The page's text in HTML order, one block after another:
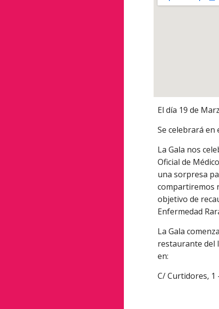
El día 19 de
Se celebrará en
La Gala nos
Oficial de
una sorpresa
compartiremos
objetivo de
Enfermedad
La Gala
restaurante del
en:
C/ Curtidores, 1